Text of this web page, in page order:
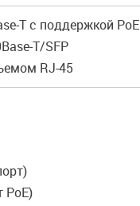
T с поддержкой PoE
T/SFP
RJ-45
PoE)